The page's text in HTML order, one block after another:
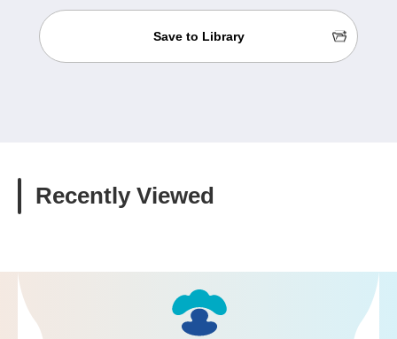
Save to Library
Recently Viewed